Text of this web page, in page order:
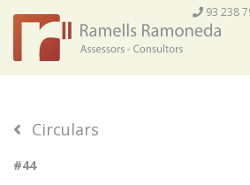
93 238
Circulars
#44